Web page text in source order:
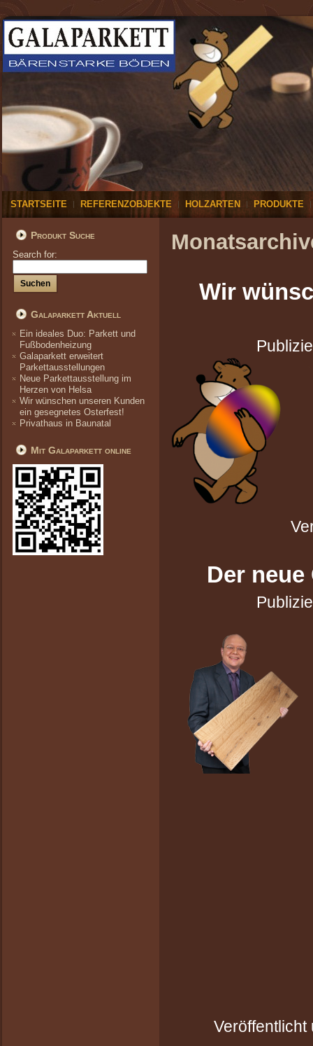
STARTSEITE REFERENZOBJEKTE HOLZARTEN PRODUKTE
Produkt Suche
Search for:
Galaparkett Aktuell
Ein ideales Duo: Parkett und
Fußbodenheizung
Galaparkett erweitert
Parkettausstellungen
Neue Parkettausstellung im
Herzen von Helsa
Wir wünschen unseren Kunden
ein gesegnetes Osterfest!
Privathaus in Baunatal
Mit Galaparkett online
Wir
Der
Veröffentlicht